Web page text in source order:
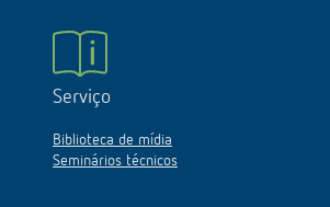
Serviço
Biblioteca de mídia
Seminários técnicos